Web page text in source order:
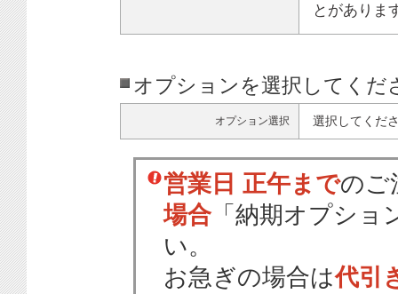
とがありま
オプションを選択してくだ
オプション選択 選択してくだ
営業日 正午までのご
場合 「納期オプショ
い。
お急ぎの場合は代引